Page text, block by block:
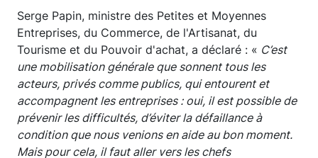
Serge Papin, ministre des Petites et Moyennes
Entreprises, du Commerce, de l'Artisanat, du
Tourisme et du Pouvoir d'achat, a déclaré : « C’est
une mobilisation générale que sonnent tous les
acteurs, privés comme publics, qui entourent et
accompagnent les entreprises : oui, il est possible de
prévenir les difficultés, d’éviter la défaillance à
condition que nous venions en aide au bon moment.
Mais pour cela, il faut aller vers les chefs